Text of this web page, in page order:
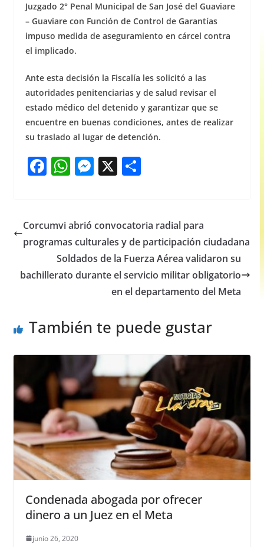
Juzgado 2° Penal Municipal de San José del Guaviare
– Guaviare con Función de Control de Garantías
impuso medida de aseguramiento en cárcel contra
el implicado.
Anteesta decisión la Fiscalía les solicitó a las
autoridades penitenciarias y de salud revisar el
estado médico del detenido y garantizar que se
encuentre en buenas condiciones, antes de realizar
su traslado al lugar de detención.
F
e
b
o
o
W
s
A
p
p
M
e
n
g
er
X S
e
Corcumvi abrió convocatoria radial para
programas culturales y de participación ciudadana
Soldados de la Fuerza Aérea validaron su
bachillerato durante el servicio militar obligatorio
en el departamento del Meta
También te puede gustar
Condenada abogada por ofrecer
dinero a un Juez en el Meta
junio 26, 2020